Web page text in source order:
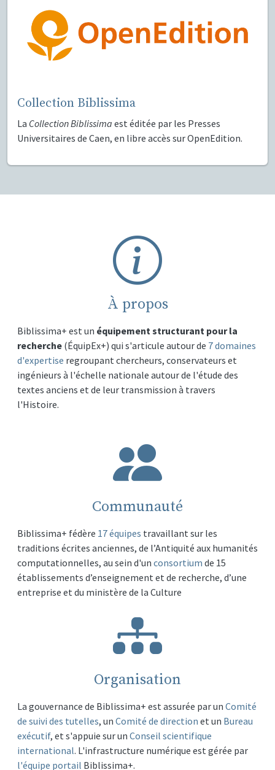
Collection Biblissima
La Collection Biblissima est éditée par les Presses
Universitaires de Caen, en libre accès sur OpenEdition.
À propos
Biblissima+ est un équipement structurant pour la
recherche (ÉquipEx+) qui s'articule autour de 7 domaines
d'expertise regroupant chercheurs, conservateurs et
ingénieurs à l'échelle nationale autour de l'étude des
textes anciens et de leur transmission à travers
l'Histoire.
Communauté
Biblissima+ fédère 17 équipes travaillant sur les
traditions écrites anciennes, de l’Antiquité aux humanités
computationnelles, au sein d'un consortium de 15
établissements d’enseignement et de recherche, d’une
entreprise et du ministère de la Culture
Organisation
La gouvernance de Biblissima+ est assurée par un Comité
de suivi des tutelles, un Comité de direction et un Bureau
exécutif, et s'appuie sur un Conseil scientifique
international. L'infrastructure numérique est gérée par
l'équipe portail Biblissima+.